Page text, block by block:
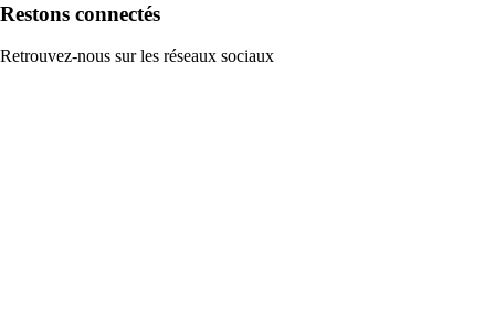
Restons connectés
Retrouvez-nous sur les réseaux sociaux